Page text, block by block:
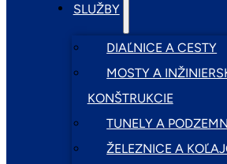
SLUŽBY
DIAĽNICE A CESTY
MOSTY A
KONŠTRUKCIE
TUNELY A
ŽELEZNICE A